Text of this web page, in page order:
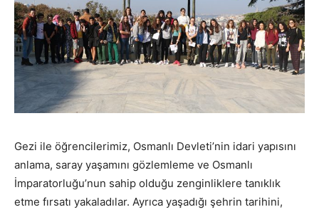
Gezi ile öğrencilerimiz, Osmanlı Devleti’nin idari yapısını
anlama, saray yaşamını gözlemleme ve Osmanlı
İmparatorluğu’nun sahip olduğu zenginliklere tanıklık
etme fırsatı yakaladılar. Ayrıca yaşadığı şehrin tarihini,